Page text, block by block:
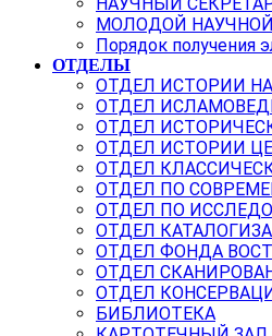
МОЛОДОЙ
Порядок получения
ОТДЕЛЫ
ОТДЕЛ ИСТОРИИ
ОТДЕЛ
ОТДЕЛ
ОТДЕЛ ИСТОРИИ
ОТДЕЛ
ОТДЕЛ ПО
ОТДЕЛ ПО
ОТДЕЛ
ОТДЕЛ ФОНДА
ОТДЕЛ
ОТДЕЛ
БИБЛИОТЕКА